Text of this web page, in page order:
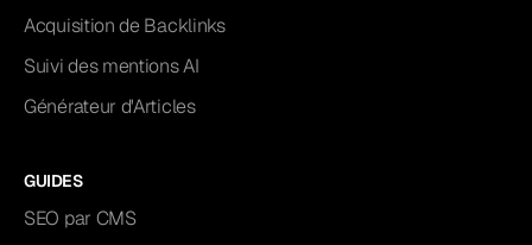
Acquisition de Backlinks
Suivi des mentions AI
Générateur d'Articles
GUIDES
SEO par CMS